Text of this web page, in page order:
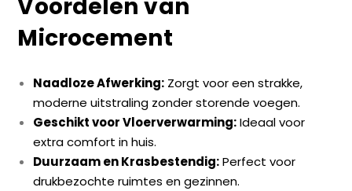
Microcement
Naadloze Afwerking: Zorgt voor een strakke,
moderne uitstraling zonder storende voegen.
Geschikt voor Vloerverwarming:Ideaal voor
extra comfort in huis.
Duurzaam en Krasbestendig:Perfect voor
drukbezochte ruimtes en gezinnen.